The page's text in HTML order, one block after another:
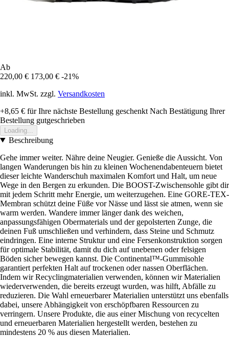
Ab
220,00 € 173,00 € -21%
inkl. MwSt. zzgl. Versandkosten
+8,65 € für Ihre nächste Bestellung geschenkt Nach Bestätigung Ihrer
Bestellung gutgeschrieben
Loading...
Beschreibung
Gehe immer weiter. Nähre deine Neugier. Genieße die Aussicht. Von
langen Wanderungen bis hin zu kleinen Wochenendabenteuern bietet
dieser leichte Wanderschuh maximalen Komfort und Halt, um neue
Wege in den Bergen zu erkunden. Die BOOST-Zwischensohle gibt dir
mit jedem Schritt mehr Energie, um weiterzugehen. Eine GORE-TEX-
Membran schützt deine Füße vor Nässe und lässt sie atmen, wenn sie
warm werden. Wandere immer länger dank des weichen,
anpassungsfähigen Obermaterials und der gepolsterten Zunge, die
deinen Fuß umschließen und verhindern, dass Steine und Schmutz
eindringen. Eine interne Struktur und eine Fersenkonstruktion sorgen
für optimale Stabilität, damit du dich auf unebenen oder felsigen
Böden sicher bewegen kannst. Die Continental™-Gummisohle
garantiert perfekten Halt auf trockenen oder nassen Oberflächen.
Indem wir Recyclingmaterialien verwenden, können wir Materialien
wiederverwenden, die bereits erzeugt wurden, was hilft, Abfälle zu
reduzieren. Die Wahl erneuerbarer Materialien unterstützt uns ebenfalls
dabei, unsere Abhängigkeit von erschöpfbaren Ressourcen zu
verringern. Unsere Produkte, die aus einer Mischung von recycelten
und erneuerbaren Materialien hergestellt werden, bestehen zu
mindestens 20 % aus diesen Materialien.